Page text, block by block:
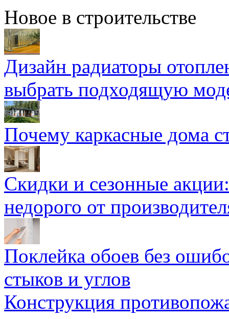
Новое в строительстве
Дизайн радиаторы
выбрать подходящую
Почему каркасные дома
Скидки и сезонные
недорого от
Поклейка обоев без
стыков и углов
Конструкция